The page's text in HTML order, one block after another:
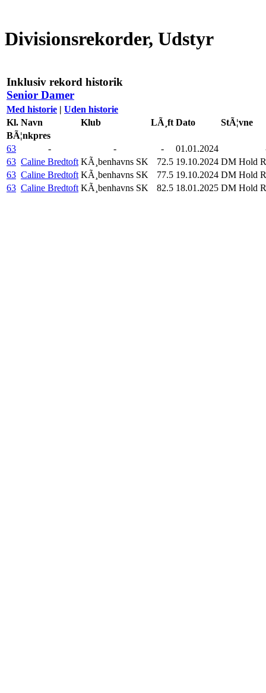
Divisionsrekorder, Udstyr
Inklusiv rekord historik
Senior Damer
Med historie | Uden historie
Kl. Navn Klub LÃ¸ft Dato
StÃ¦vne
BÃ¦nkpres
63
- - - 01.01.2024
63 Caline Bredtoft KÃ¸benhavns SK 72.5 19.10.2024 DM Hold
63 Caline Bredtoft KÃ¸benhavns SK 77.5 19.10.2024 DM Hold
63 Caline Bredtoft KÃ¸benhavns SK 82.5 18.01.2025 DM Hold